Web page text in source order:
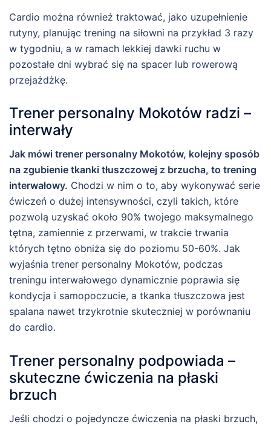
Cardio można również traktować, jako uzupełnienie
rutyny, planując trening na siłowni na przykład 3 razy
w tygodniu, a w ramach lekkiej dawki ruchu w
pozostałe dni wybrać się na spacer lub rowerową
przejażdżkę.
Trener personalny Mokotów radzi –
interwały
Jak mówi trener personalny Mokotów, kolejny sposób
na zgubienie tkanki tłuszczowej z brzucha, to trening
interwałowy. Chodzi w nim o to, aby wykonywać serie
ćwiczeń o dużej intensywności, czyli takich, które
pozwolą uzyskać około 90% twojego maksymalnego
tętna, zamiennie z przerwami, w trakcie trwania
których tętno obniża się do poziomu 50-60%. Jak
wyjaśnia trener personalny Mokotów, podczas
treningu interwałowego dynamicznie poprawia się
kondycja i samopoczucie, a tkanka tłuszczowa jest
spalana nawet trzykrotnie skuteczniej w porównaniu
do cardio.
Trener personalny podpowiada –
skuteczne ćwiczenia na płaski
brzuch
Jeśli chodzi o pojedyncze ćwiczenia na płaski brzuch,